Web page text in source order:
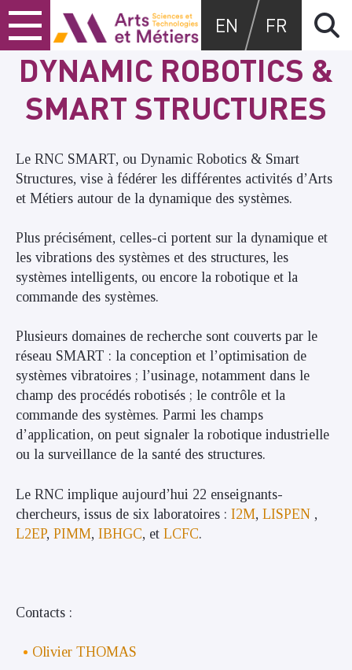
Skip
to
content
Skip
to
main
menu
Skip
to
search
Arts et métiers
EN FR
DYNAMIC ROBOTICS &
SMART STRUCTURES
Le RNC SMART, ou Dynamic Robotics & Smart
Structures, vise à fédérer les différentes activités d’Arts
et Métiers autour de la dynamique des systèmes.
Plus précisément, celles-ci portent sur la dynamique et
les vibrations des systèmes et des structures, les
systèmes intelligents, ou encore la robotique et la
commande des systèmes.
Plusieurs domaines de recherche sont couverts par le
réseau SMART : la conception et l’optimisation de
systèmes vibratoires ; l’usinage, notamment dans le
champ des procédés robotisés ; le contrôle et la
commande des systèmes. Parmi les champs
d’application, on peut signaler la robotique industrielle
ou la surveillance de la santé des structures.
Le RNC implique aujourd’hui 22 enseignants-
chercheurs, issus de six laboratoires : I2M, LISPEN ,
L2EP, PIMM, IBHGC, et LCFC.
Contacts :
Olivier THOMAS